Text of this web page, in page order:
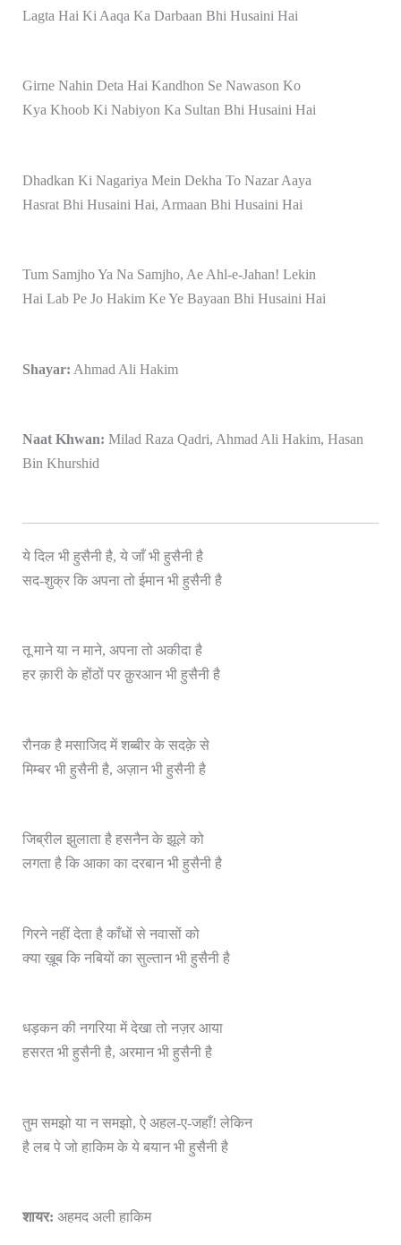
Lagta Hai Ki Aaqa Ka Darbaan Bhi Husaini Hai
Girne Nahin Deta Hai Kandhon Se Nawason Ko
Kya Khoob Ki Nabiyon Ka Sultan Bhi Husaini Hai
Dhadkan Ki Nagariya Mein Dekha To Nazar Aaya
Hasrat Bhi Husaini Hai, Armaan Bhi Husaini Hai
Tum Samjho Ya Na Samjho, Ae Ahl-e-Jahan! Lekin
Hai Lab Pe Jo Hakim Ke Ye Bayaan Bhi Husaini Hai
Shayar: Ahmad Ali Hakim
Naat Khwan: Milad Raza Qadri, Ahmad Ali Hakim, Hasan
Bin Khurshid
ये दिल भी हुसैनी है, ये जाँ भी हुसैनी है
सद-शुक्र कि अपना तो ईमान भी हुसैनी है
तू माने या न माने, अपना तो अकीदा है
हर क़ारी के होंठों पर क़ुरआन भी हुसैनी है
रौनक है मसाजिद में शब्बीर के सदक़े से
मिम्बर भी हुसैनी है, अज़ान भी हुसैनी है
जिब्रील झुलाता है हसनैन के झूले को
लगता है कि आका का दरबान भी हुसैनी है
गिरने नहीं देता है काँधों से नवासों को
क्या ख़ूब कि नबियों का सुल्तान भी हुसैनी है
धड़कन की नगरिया में देखा तो नज़र आया
हसरत भी हुसैनी है, अरमान भी हुसैनी है
तुम समझो या न समझो, ऐ अहल-ए-जहाँ! लेकिन
है लब पे जो हाकिम के ये बयान भी हुसैनी है
शायर: अहमद अली हाकिम